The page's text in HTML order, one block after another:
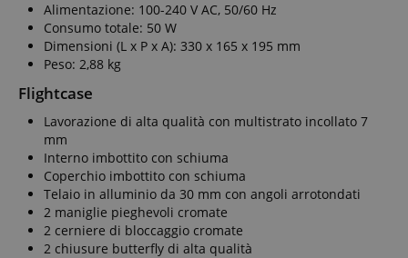
Alimentazione: 100-240 V AC, 50/60 Hz
Consumo totale: 50 W
Dimensioni (L x P x A): 330 x 165 x 195 mm
Peso: 2,88 kg
Flightcase
Lavorazione di alta qualità con multistrato incollato 7
mm
Interno imbottito con schiuma
Coperchio imbottito con schiuma
Telaio in alluminio da 30 mm con angoli arrotondati
2 maniglie pieghevoli cromate
2 cerniere di bloccaggio cromate
2 chiusure butterfly di alta qualità